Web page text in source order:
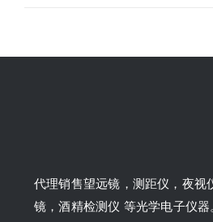
代理销售望远镜，测距仪，夜视
镜，酒精检测仪 等光学电子仪器